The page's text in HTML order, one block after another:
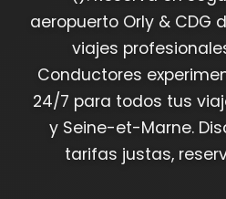
aeropuerto Orly & CDG
viajes
Conductores
24/7 para todos tus
y Seine-et-Marne.
tarifas justas,